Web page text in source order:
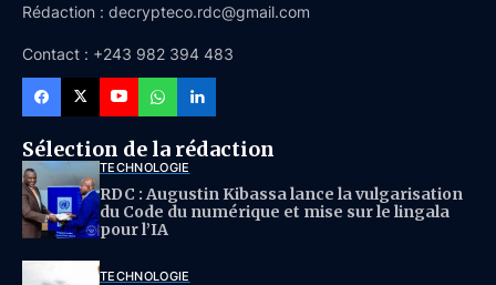
Rédaction : decrypteco.rdc@gmail.com
Contact : +243 982 394 483
Sélection de la rédaction
TECHNOLOGIE
RDC : Augustin Kibassa lance la vulgarisation
du Code du numérique et mise sur le lingala
pour l’IA
TECHNOLOGIE